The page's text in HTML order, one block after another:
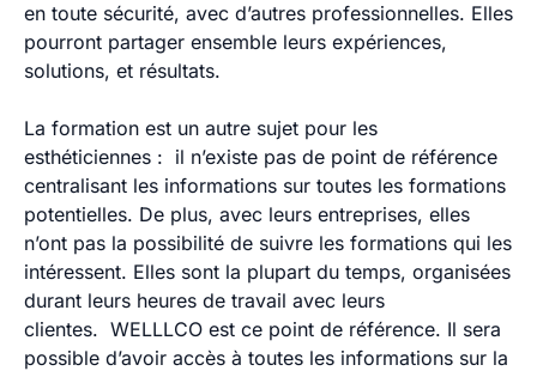
en toute sécurité, avec d’autres professionnelles. Elles
pourront partager ensemble leurs expériences,
solutions, et résultats.
La formation est un autre sujet pour les
esthéticiennes : il n’existe pas de point de référence
centralisant les informations sur toutes les formations
potentielles. De plus, avec leurs entreprises, elles
n’ont pas la possibilité de suivre les formations qui les
intéressent. Elles sont la plupart du temps, organisées
durant leurs heures de travail avec leurs
clientes. WELLLCO est ce point de référence. Il sera
possible d’avoir accès à toutes les informations sur la